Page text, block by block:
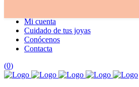
Mi cuenta
Cuidado de tus joyas
Conócenos
Contacta
(0)